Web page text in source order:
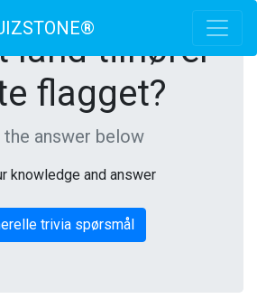
land tilhører
flagget?
the answer below
knowledge and answer
trivia spørsmål